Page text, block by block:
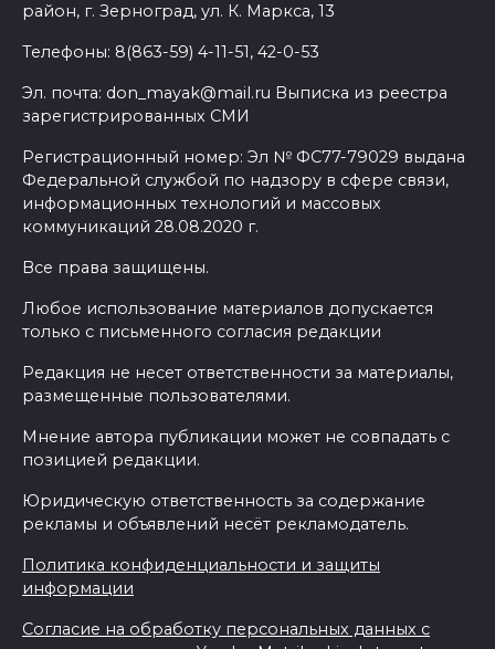
район, г. Зерноград, ул. К. Маркса, 13
Телефоны: 8(863-59) 4-11-51, 42-0-53
Эл. почта: don_mayak@mail.ru Выписка из реестра
зарегистрированных СМИ
Регистрационный номер: Эл № ФС77-79029 выдана
Федеральной службой по надзору в сфере связи,
информационных технологий и массовых
коммуникаций 28.08.2020 г.
Все права защищены.
Любое использование материалов допускается
только с письменного согласия редакции
Редакция не несет ответственности за материалы,
размещенные пользователями.
Мнение автора публикации может не совпадать с
позицией редакции.
Юридическую ответственность за содержание
рекламы и объявлений несёт рекламодатель.
Политика конфиденциальности и защиты
информации
Согласие на обработку персональных данных с